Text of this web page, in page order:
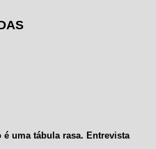
uma tábula rasa. Entrevista